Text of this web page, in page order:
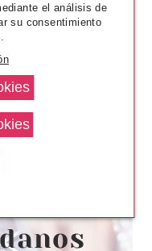
PARA
el análisis de
su consentimiento